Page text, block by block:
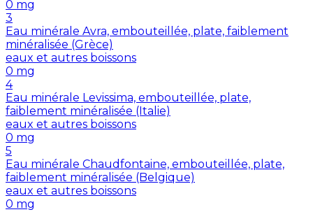
0 mg
3
Eau minérale Avra, embouteillée, plate, faiblement
minéralisée (Grèce)
eaux et autres boissons
0 mg
4
Eau minérale Levissima, embouteillée, plate,
faiblement minéralisée (Italie)
eaux et autres boissons
0 mg
5
Eau minérale Chaudfontaine, embouteillée, plate,
faiblement minéralisée (Belgique)
eaux et autres boissons
0 mg